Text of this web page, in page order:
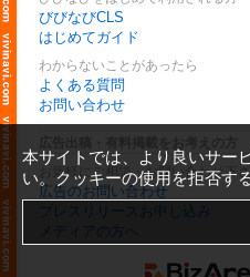
びびなびCLS
はじめてガイド
わからないことがあったら
よくある質問
お問い合わせ
お気軽にご相談・お問い合わせ下
広告のお問い合わせ
プレスリリースお申し込み
メディアの方へ
本サイトでは、より良いサー
い。クッキーの使用を拒否す